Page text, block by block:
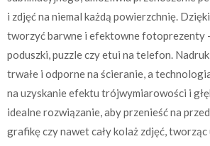
i zdjęć na niemal każdą powierzchnię.
tworzyć barwne i efektowne fotoprezenty
poduszki, puzzle czy etui na telefon.
trwałe i odporne na ścieranie, a
na uzyskanie efektu trójwymiarowości i
idealne rozwiązanie, aby przenieść na
grafikę czy nawet cały kolaż zdjęć,